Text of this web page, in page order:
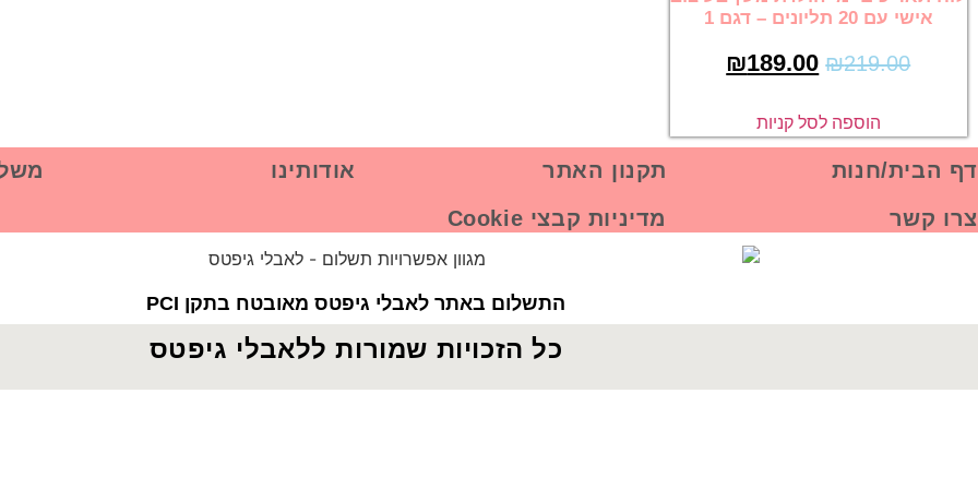
אישי עם 20 תליונים – דגם 1
₪219.00
₪189.00
הוספה לסל קניות
דף הבית/חנות
צרו קשר
תקנון האתר
מדיניות קבצי Cookie
אודותינו
התשלום באתר לאבלי גיפטס מאובטח בתקן PCI
כל הזכויות שמורות ללאבלי גיפטס